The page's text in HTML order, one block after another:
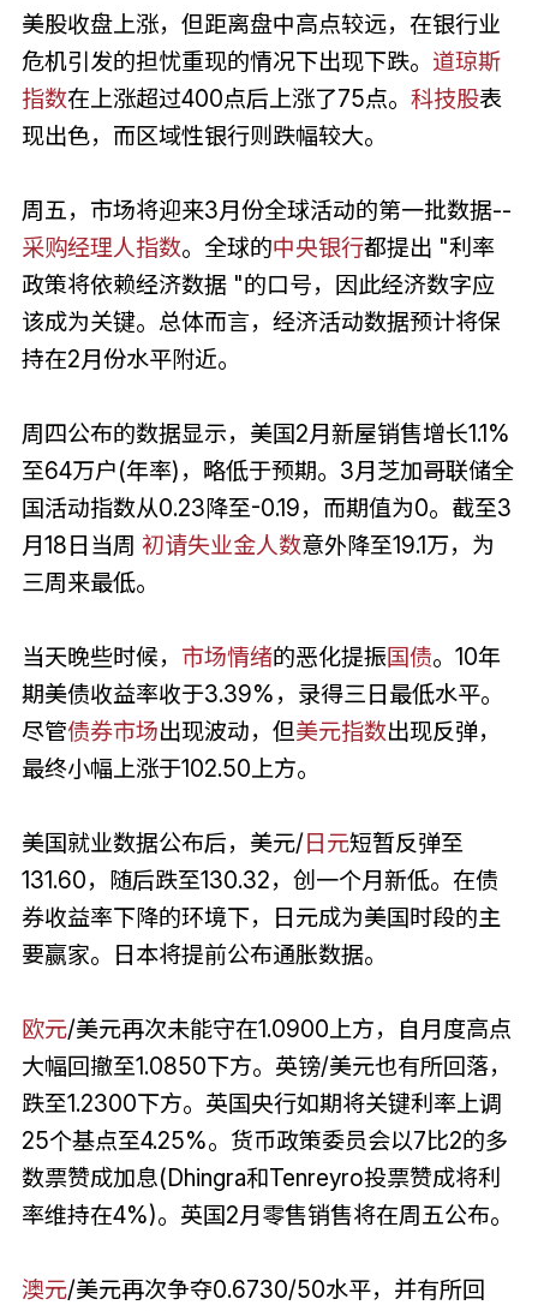
美股收盘上涨，但距离盘中高点较远，在银行业
危机引发的担忧重现的情况下出现下跌。 道琼斯
指数在上涨超过400点后上涨了75点。 科技股表
现出色，而区域性银行则跌幅较大。
周五，市场将迎来3月份全球活动的第一批数据--
采购经理人指数。全球的中央银行都提出 "利率
政策将依赖经济数据 "的口号，因此经济数字应
该成为关键。总体而言，经济活动数据预计将保
持在2月份水平附近。
周四公布的数据显示，美国2月新屋销售增长1.1%
至64万户(年率)，略低于预期。3月芝加哥联储全
国活动指数从0.23降至-0.19，而期值为0。截至3
月18日当周 初请失业金人数意外降至19.1万，为
三周来最低。
当天晚些时候， 市场情绪的恶化提振国债。10年
期美债收益率收于3.39%，录得三日最低水平。
尽管债券市场出现波动，但美元指数出现反弹，
最终小幅上涨于102.50上方。
美国就业数据公布后，美元/日元短暂反弹至
131.60，随后跌至130.32，创一个月新低。在债
券收益率下降的环境下，日元成为美国时段的主
要赢家。日本将提前公布通胀数据。
欧元/美元再次未能守在1.0900上方，自月度高点
大幅回撤至1.0850下方。英镑/美元也有所回落，
跌至1.2300下方。英国央行如期将关键利率上调
25个基点至4.25%。货币政策委员会以7比2的多
数票赞成加息(Dhingra和Tenreyro投票赞成将利
率维持在4%)。英国2月零售销售将在周五公布。
澳元/美元再次争夺0.6730/50水平，并有所回